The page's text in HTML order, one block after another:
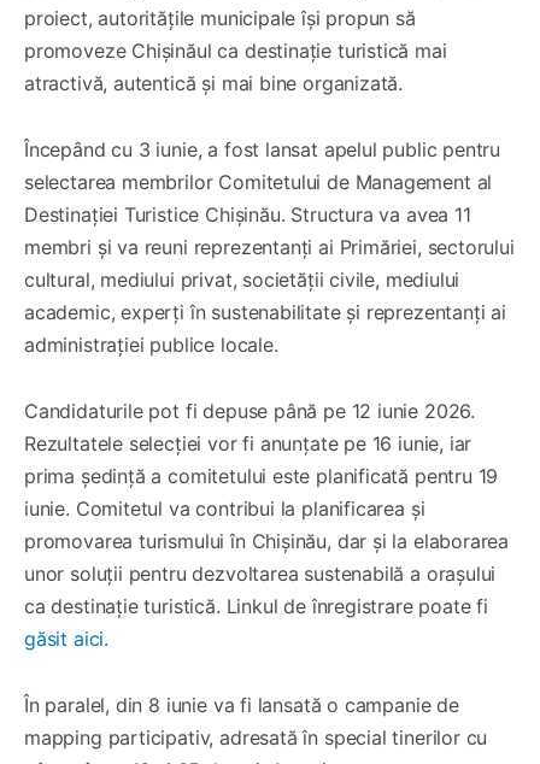
proiect, autoritățile municipale își propun să
promoveze Chișinăul ca destinație turistică mai
atractivă, autentică și mai bine organizată.
Începând cu 3 iunie, a fost lansat apelul public pentru
selectarea membrilor Comitetului de Management al
Destinației Turistice Chișinău. Structura va avea 11
membri și va reuni reprezentanți ai Primăriei, sectorului
cultural, mediului privat, societății civile, mediului
academic, experți în sustenabilitate și reprezentanți ai
administrației publice locale.
Candidaturile pot fi depuse până pe 12 iunie 2026.
Rezultatele selecției vor fi anunțate pe 16 iunie, iar
prima ședință a comitetului este planificată pentru 19
iunie. Comitetul va contribui la planificarea și
promovarea turismului în Chișinău, dar și la elaborarea
unor soluții pentru dezvoltarea sustenabilă a orașului
ca destinație turistică. Linkul de înregistrare poate fi
găsit aici.
În paralel, din 8 iunie va fi lansată o campanie de
mapping participativ, adresată în special tinerilor cu